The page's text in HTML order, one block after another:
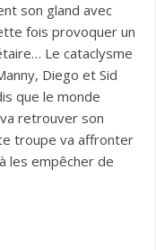
son gland avec
fois provoquer un
Le cataclysme
Diego et Sid
que le monde
retrouver son
troupe va affronter
les empêcher de